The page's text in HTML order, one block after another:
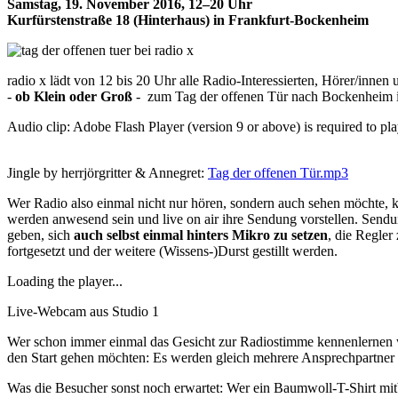
Samstag, 19. November 2016, 12–20 Uhr
Kurfürstenstraße 18 (Hinterhaus) in Frankfurt-Bockenheim
radio x lädt von 12 bis 20 Uhr alle Radio-Interessierten, Hörer/innen
- ob Klein oder Groß - zum Tag der offenen Tür nach Bockenheim
Audio clip: Adobe Flash Player (version 9 or above) is required to
Jingle by herrjörgritter & Annegret: Tag der offenen Tür.mp3
Wer Radio also einmal nicht nur hören, sondern auch sehen
werden anwesend sein und live on air ihre Sendung vorstellen.
geben, sich auch selbst einmal hinters Mikro zu setzen, die Regler
fortgesetzt und der weitere (Wissens-)Durst gestillt werden.
Loading the player...
Live-Webcam aus Studio 1
Wer schon immer einmal das Gesicht zur Radiostimme
den Start gehen möchten: Es werden gleich mehrere
Was die Besucher sonst noch erwartet: Wer ein Baumwoll-T-Shirt